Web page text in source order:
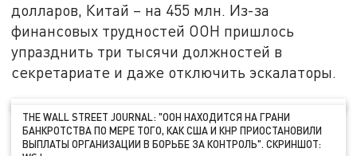
долларов, Китай – на 455 млн. Из-за
финансовых трудностей ООН пришлось
упразднить три тысячи должностей в
секретариате и даже отключить эскалаторы.
THE WALL STREET JOURNAL: "ООН НАХОДИТСЯ НА ГРАНИ
БАНКРОТСТВА ПО МЕРЕ ТОГО, КАК США И КНР ПРИОСТАНОВИЛИ
ВЫПЛАТЫ ОРГАНИЗАЦИИ В БОРЬБЕ ЗА КОНТРОЛЬ". СКРИНШОТ: